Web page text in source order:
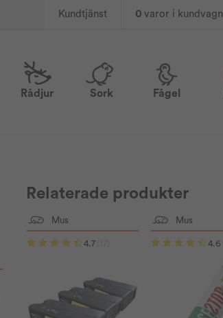
Kundtjänst 0 varor i kundvagn
Rådjur Sork Fågel
Relaterade produkter
Mus
4.7
Mus
4.6